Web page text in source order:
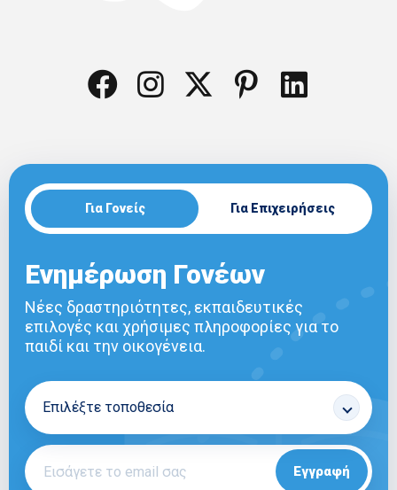
Για Γονείς Για Επιχειρήσεις
Ενημέρωση Γονέων
Νέες δραστηριότητες, εκπαιδευτικές
επιλογές και χρήσιμες πληροφορίες για το
παιδί και την οικογένεια.
Εγγραφή